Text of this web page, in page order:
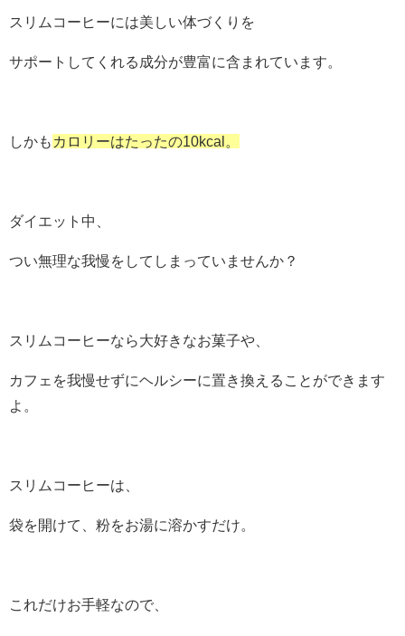
スリムコーヒーには美しい体づくりを
サポートしてくれる成分が豊富に含まれています。
しかも カロリーはたったの10kcal。
ダイエット中、
つい無理な我慢をしてしまっていませんか？
スリムコーヒーなら大好きなお菓子や、
カフェを我慢せずにヘルシーに置き換えることができます
よ。
スリムコーヒーは、
袋を開けて、粉をお湯に溶かすだけ。
これだけお手軽なので、